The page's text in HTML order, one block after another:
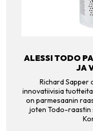
ALESSI TODO
JA
Richard Sapper
innovatiivisia
on parmesaanin
joten Todo-raastin